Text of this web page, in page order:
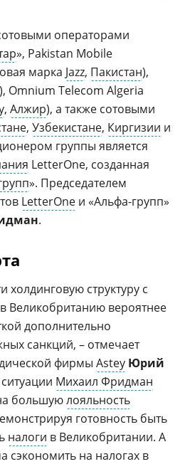
операторами
», Pakistan Mobile
марка Jazz, Пакистан),
), Omnium Telecom Algeria
, Алжир), а также сотовыми
, Узбекистане, Киргизии и
группы является
LetterOne, созданная
». Председателем
LetterOne и «Альфа-групп»
.
холдинговую структуру с
Великобританию вероятнее
дополнительно
санкций, – отмечает
фирмы Astey Юрий
Михаил Фридман
большуюлояльность
готовность быть
налоги в Великобритании. А
сэкономить на налогах в